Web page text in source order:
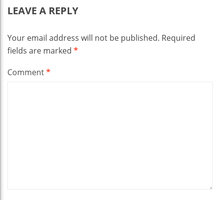
LEAVE A REPLY
Your email address will not be published. Required
fields are marked *
Comment*